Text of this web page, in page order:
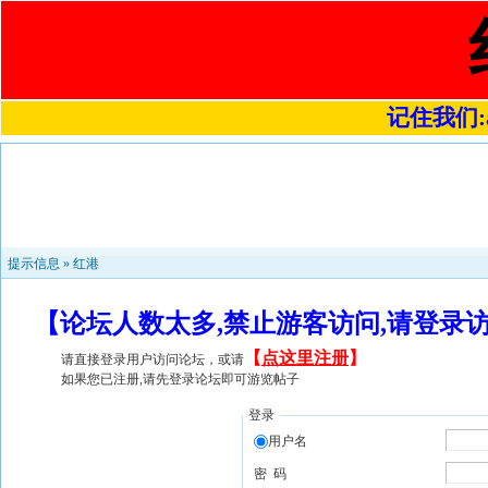
记住我们
提示信息 » 红港
【论坛人数太多,禁止游客访问,请登
请直接登录用户访问论坛，或请 【 点这里注册】
如果您已注册,请先登录论坛即可游览帖子
登录
用户名
密 码